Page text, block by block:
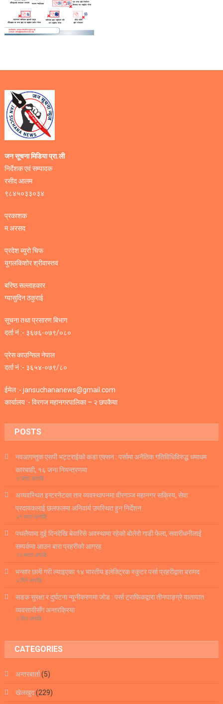
जन सूचना मिडिया प्रा.ली
निर्देशक एवं सम्पादक
रसीद आलम
९८४५०३३०३४
प्रकाशक
म.अरसद
प्रदेश ब्युरो चिफ
युगलकिशोर श्रीवास्तव
बरिष्ठ सल्लाहकार
ग्यासुदिन ठकुराई
सूचना तथा प्रसारण बिभाग
दर्ता नं :- ३६७६-०७९/०८०
प्रेस काउन्सिल नेपाल
दर्ता नं :- ३६५४-०७९/८०
ईमेल :- jansuchananews@gmail.com
कार्यालय :- विरगज महानगरपालिका – २ छपकैया
POSTS
नवआगन्तुक एसपी भट्टराईको कडा एक्सन : पर्सामा अनैतिक गतिविधिविरुद्ध धमाधम
कारबाही, १६ जना नियन्त्रणमा
९ घण्टा अगाडि
अव्यवस्थित इन्टरनेटका तार व्यवस्थापनमा वीरगञ्ज महानगर सक्रिय, सेवा
प्रदायकलाई छलफलमा अनिवार्य उपस्थित हुन निर्देशन
२१ घण्टा अगाडि
पथलैयामा दुई दिनदेखि बेवारिसे अवस्थामा रहेको बोलेरो गाडी फेला, सवारीधनीलाई
सम्पर्कमा आउन बारा प्रहरीको आग्रह
२२ घण्टा अगाडि
भन्सार छली गरी ल्याइएका १४ भारतीय इलेक्ट्रिक स्कुटर पर्सा प्रहरीद्वारा बरामद
२ दिन अगाडि
सडक सुरक्षा र दुर्घटना न्यूनीकरणमा जोड : पर्सा ट्राफिकद्वारा तीनपाङ्ग्रे यातायात
व्यवसायीसँग अन्तरक्रिया
२ दिन अगाडि
CATEGORIES
अन्तरबार्ता(5)
खेलखुद(229)